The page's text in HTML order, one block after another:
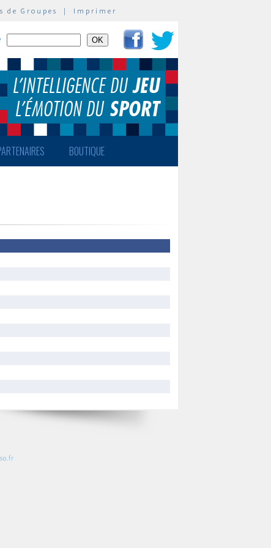
de Groupes | Imprimer
BOUTIQUE